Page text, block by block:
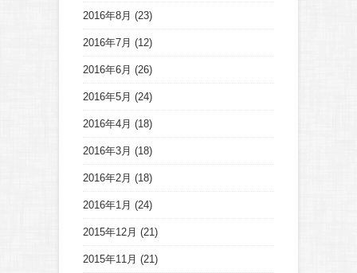
2016年8月 (23)
2016年7月 (12)
2016年6月 (26)
2016年5月 (24)
2016年4月 (18)
2016年3月 (18)
2016年2月 (18)
2016年1月 (24)
2015年12月 (21)
2015年11月 (21)